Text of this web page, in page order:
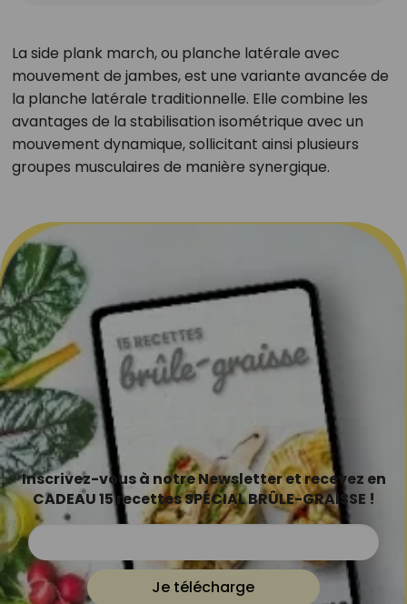
La side plank march, ou planche latérale avec
mouvement de jambes, est une variante avancée de
la planche latérale traditionnelle. Elle combine les
avantages de la stabilisation isométrique avec un
mouvement dynamique, sollicitant ainsi plusieurs
groupes musculaires de manière synergique.
Inscrivez-vous à notre Newsletter et recevez en
CADEAU 15 recettes SPÉCIAL BRÛLE-GRAISSE !
Je télécharge